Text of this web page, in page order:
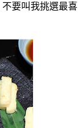
不要叫我挑選最喜